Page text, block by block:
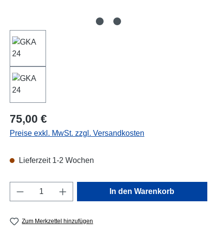
Regulärer Preis:
75,00 €
Preise exkl. MwSt. zzgl. Versandkosten
Lieferzeit 1-2 Wochen
Produkt Anzahl: Gib den gewünschten
In den Warenkorb
Zum Merkzettel hinzufügen